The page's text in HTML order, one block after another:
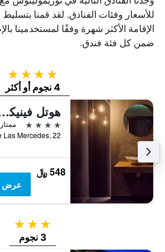
للأسعار وفئات الفنادق. لقد قمنا
الإقامة الأكثر شهرة وفقًا لمستخدمينا
ضمن كل فئة فندق.
4 نجوم
4 نجوم أو أكثر
هوتل فينيكس توريمولينوس -
4 نجوم
ممتاز 8.5
548 ﷼
عرض
3 نجوم
3 نجوم